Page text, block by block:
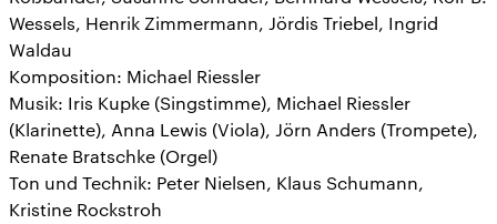
Wessels, Henrik Zimmermann, Jördis Triebel, Ingrid
Waldau
Komposition: Michael Riessler
Musik: Iris Kupke (Singstimme), Michael Riessler
(Klarinette), Anna Lewis (Viola), Jörn Anders (Trompete),
Renate Bratschke (Orgel)
Ton und Technik: Peter Nielsen, Klaus Schumann,
Kristine Rockstroh